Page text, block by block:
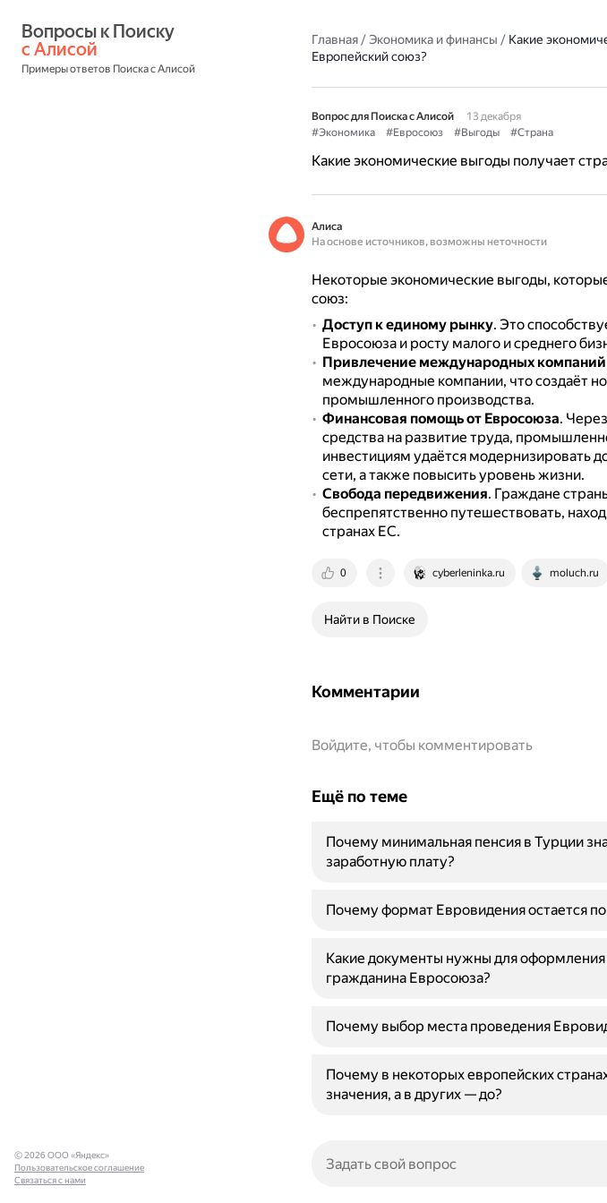
с Алисой
Примеры ответов Поиска с Алисой
Главная/Экономика и финансы / Какие
Европейский союз?
Вопрос для Поиска с Алисой
13 декабря
#Экономика
#Евросоюз #Выгоды #Страна
Какие экономические выгоды получает
Алиса
На основе источников, возможны неточности
Некоторые экономические выгоды,
союз:
Доступ к единому рынку. Это
Евросоюза и росту малого и среднего
Привлечение международных компаний
международные компании, что создаёт
промышленного производства.
Финансовая помощь от Евросоюза.
средства на развитие труда,
инвестициям удаётся модернизировать
сети, а также повысить уровень жизни.
Свобода передвижения. Граждане
беспрепятственно путешествовать,
странах ЕС.
0 cyberleninka.ru moluch.ru
Найти в Поиске
Комментарии
Войдите, чтобы комментировать
Ещё по теме
Почему минимальная пенсия в Турции
заработную плату?
Почему формат Евровидения остается
Какие документы нужны для
гражданина Евросоюза?
Почему выбор места проведения
Почему в некоторых европейских
значения, а в других — до?
© 2026 ООО «Яндекс»
Пользовательское соглашение
Связаться с нами